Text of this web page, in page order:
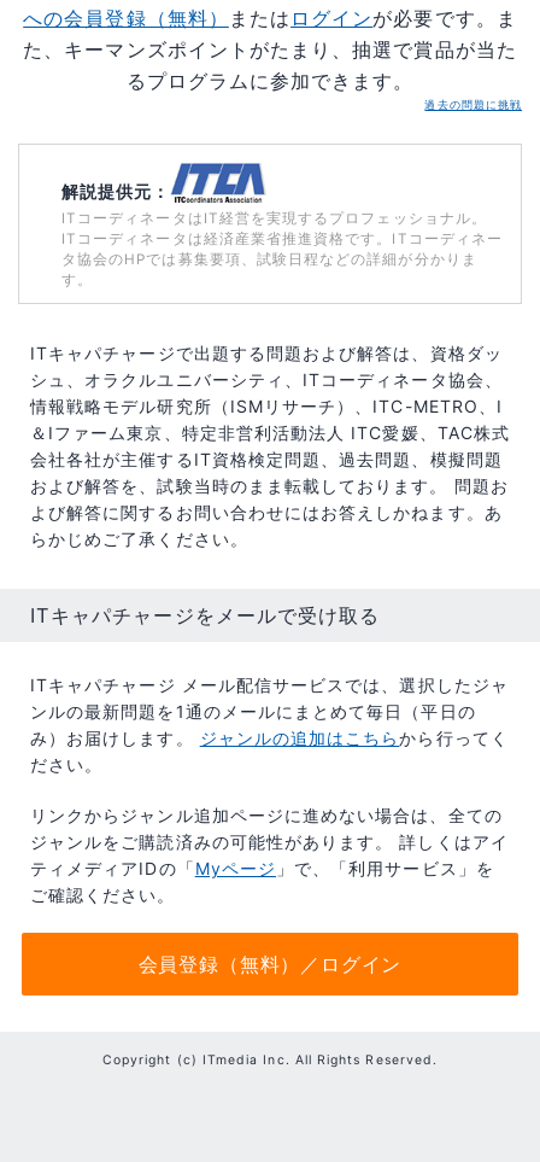
への会員登録（無料）
または ログインが必要です。ま
た、キーマンズポイントがたまり、抽選で賞品が当た
るプログラムに参加できます。
過去の問題に挑戦
解説提供元：
ITコーディネータはIT経営を実現するプロフェッショナル。
ITコーディネータは経済産業省推進資格です。ITコーディネー
タ協会のHPでは募集要項、試験日程などの詳細が分かりま
す。
ITキャパチャージで出題する問題および解答は、資格ダッ
シュ、オラクルユニバーシティ、ITコーディネータ協会、
情報戦略モデル研究所（ISMリサーチ）、ITC-METRO、I
＆Iファーム東京、特定非営利活動法人 ITC愛媛、TAC株式
会社各社が主催するIT資格検定問題、過去問題、模擬問題
および解答を、試験当時のまま転載しております。 問題お
よび解答に関するお問い合わせにはお答えしかねます。あ
らかじめご了承ください。
ITキャパチャージをメールで受け取る
ITキャパチャージ メール配信サービスでは、選択したジャ
ンルの最新問題を1通のメールにまとめて毎日（平日の
み）お届けします。 ジャンルの追加はこちらから行ってく
ださい。
リンクからジャンル追加ページに進めない場合は、全ての
ジャンルをご購読済みの可能性があります。 詳しくはアイ
ティメディアIDの「​Myページ 」で、「利用サービス」を
ご確認ください。
会員登録（無料）／ログイン
Copyright (c) ITmedia Inc. All Rights Reserved.